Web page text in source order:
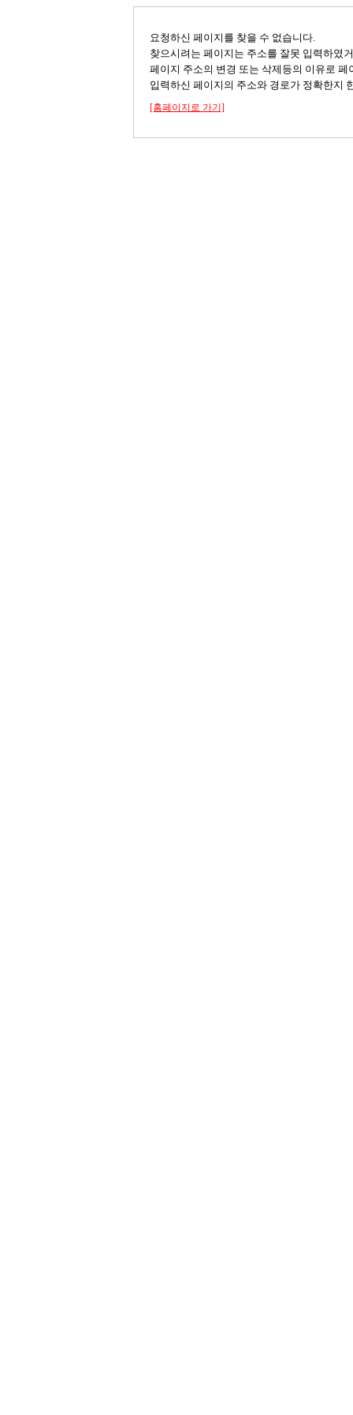
요청하신 페이지를 찾을 수 없습니다.
찾으시려는 페이지는 주소를 잘못 입력하였
페이지 주소의 변경 또는 삭제등의 이유로 페
입력하신 페이지의 주소와 경로가 정확한지
[홈페이지로 가기]